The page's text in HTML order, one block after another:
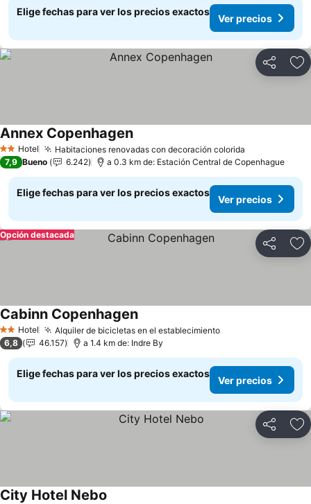
Elige fechas para ver los precios exactos
Ver precios
Compartir
2 Estrellas
Hotel Habitaciones renovadas con decoración colorida
Annex CopenhagenVer precios
7,9 Bueno 6.242 a 0.3 km de: Estación Central de Copenhague
Elige fechas para ver los precios exactos
Ver precios
Compartir
Opción destacada
2 Estrellas
Hotel Alquiler de bicicletas en el establecimientoVer precios
Cabinn CopenhagenVer precios
6,8 46.157 a 1.4 km de: Indre By
Elige fechas para ver los precios exactos
Ver precios
Compartir
City Hotel Nebo